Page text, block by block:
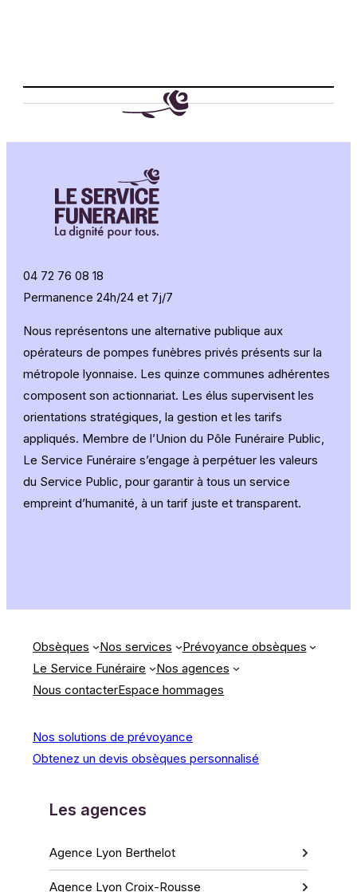
04 72 76 08 18
Permanence 24h/24 et 7j/7
Nous représentons une alternative publique aux
opérateurs de pompes funèbres privés présents sur la
métropole lyonnaise. Les quinze communes adhérentes
composent son actionnariat. Les élus supervisent les
orientations stratégiques, la gestion et les tarifs
appliqués. Membre de l’Union du Pôle Funéraire Public,
Le Service Funéraire s’engage à perpétuer les valeurs
du Service Public, pour garantir à tous un service
empreint d’humanité, à un tarif juste et transparent.
Obsèques Nos services
Prévoyance obsèques
Le Service Funéraire
Nos agences
Nous contacterEspace hommages
Nos solutions de prévoyance
Obtenez un devis obsèques personnalisé
Les agences
Agence Lyon Berthelot
Agence Lyon Croix-Rousse